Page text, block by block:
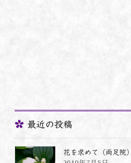
最近の投稿
花を求めて（両足院）